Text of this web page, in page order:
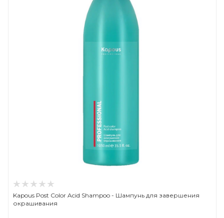
Kapous Post Color Acid Shampoo - Шампунь для завершения
окрашивания